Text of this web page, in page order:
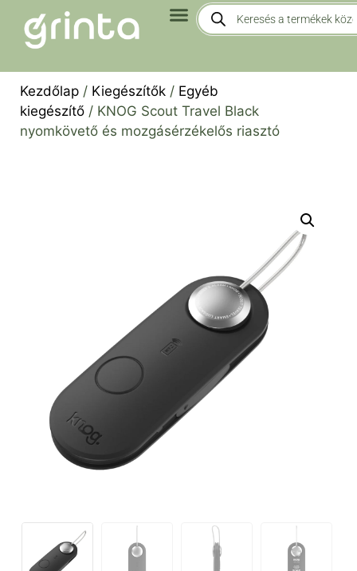
Kezdőlap / Kiegészítők / Egyéb
kiegészítő / KNOG Scout Travel Black
nyomkövető és mozgásérzékelős riasztó